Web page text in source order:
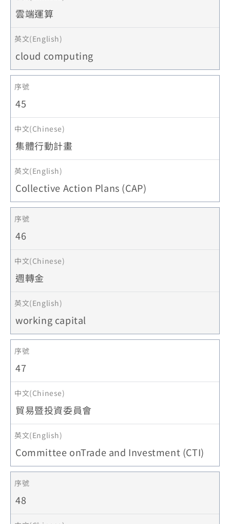
雲端運算
cloud computing
45
集體行動計畫
Collective Action Plans (CAP)
46
週轉金
working capital
47
貿易暨投資委員會
Committee onTrade and Investment (CTI)
48